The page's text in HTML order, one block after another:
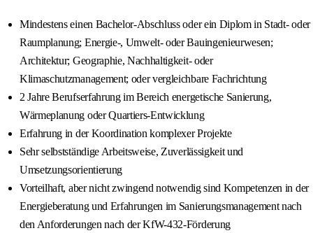
Mindestens einen Bachelor-Abschluss oder ein Diplom in Stadt- oder
Raumplanung; Energie-, Umwelt- oder Bauingenieurwesen;
Architektur; Geographie, Nachhaltigkeit- oder
Klimaschutzmanagement; oder vergleichbare Fachrichtung
2 Jahre Berufserfahrung im Bereich energetische Sanierung,
Wärmeplanung oder Quartiers-Entwicklung
Erfahrung in der Koordination komplexer Projekte
Sehr selbstständige Arbeitsweise, Zuverlässigkeit und
Umsetzungsorientierung
Vorteilhaft, aber nicht zwingend notwendig sind Kompetenzen in der
Energieberatung und Erfahrungen im Sanierungsmanagement nach
den Anforderungen nach der KfW-432-Förderung